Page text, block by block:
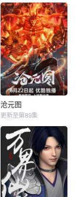
沧元图
更新至第89集